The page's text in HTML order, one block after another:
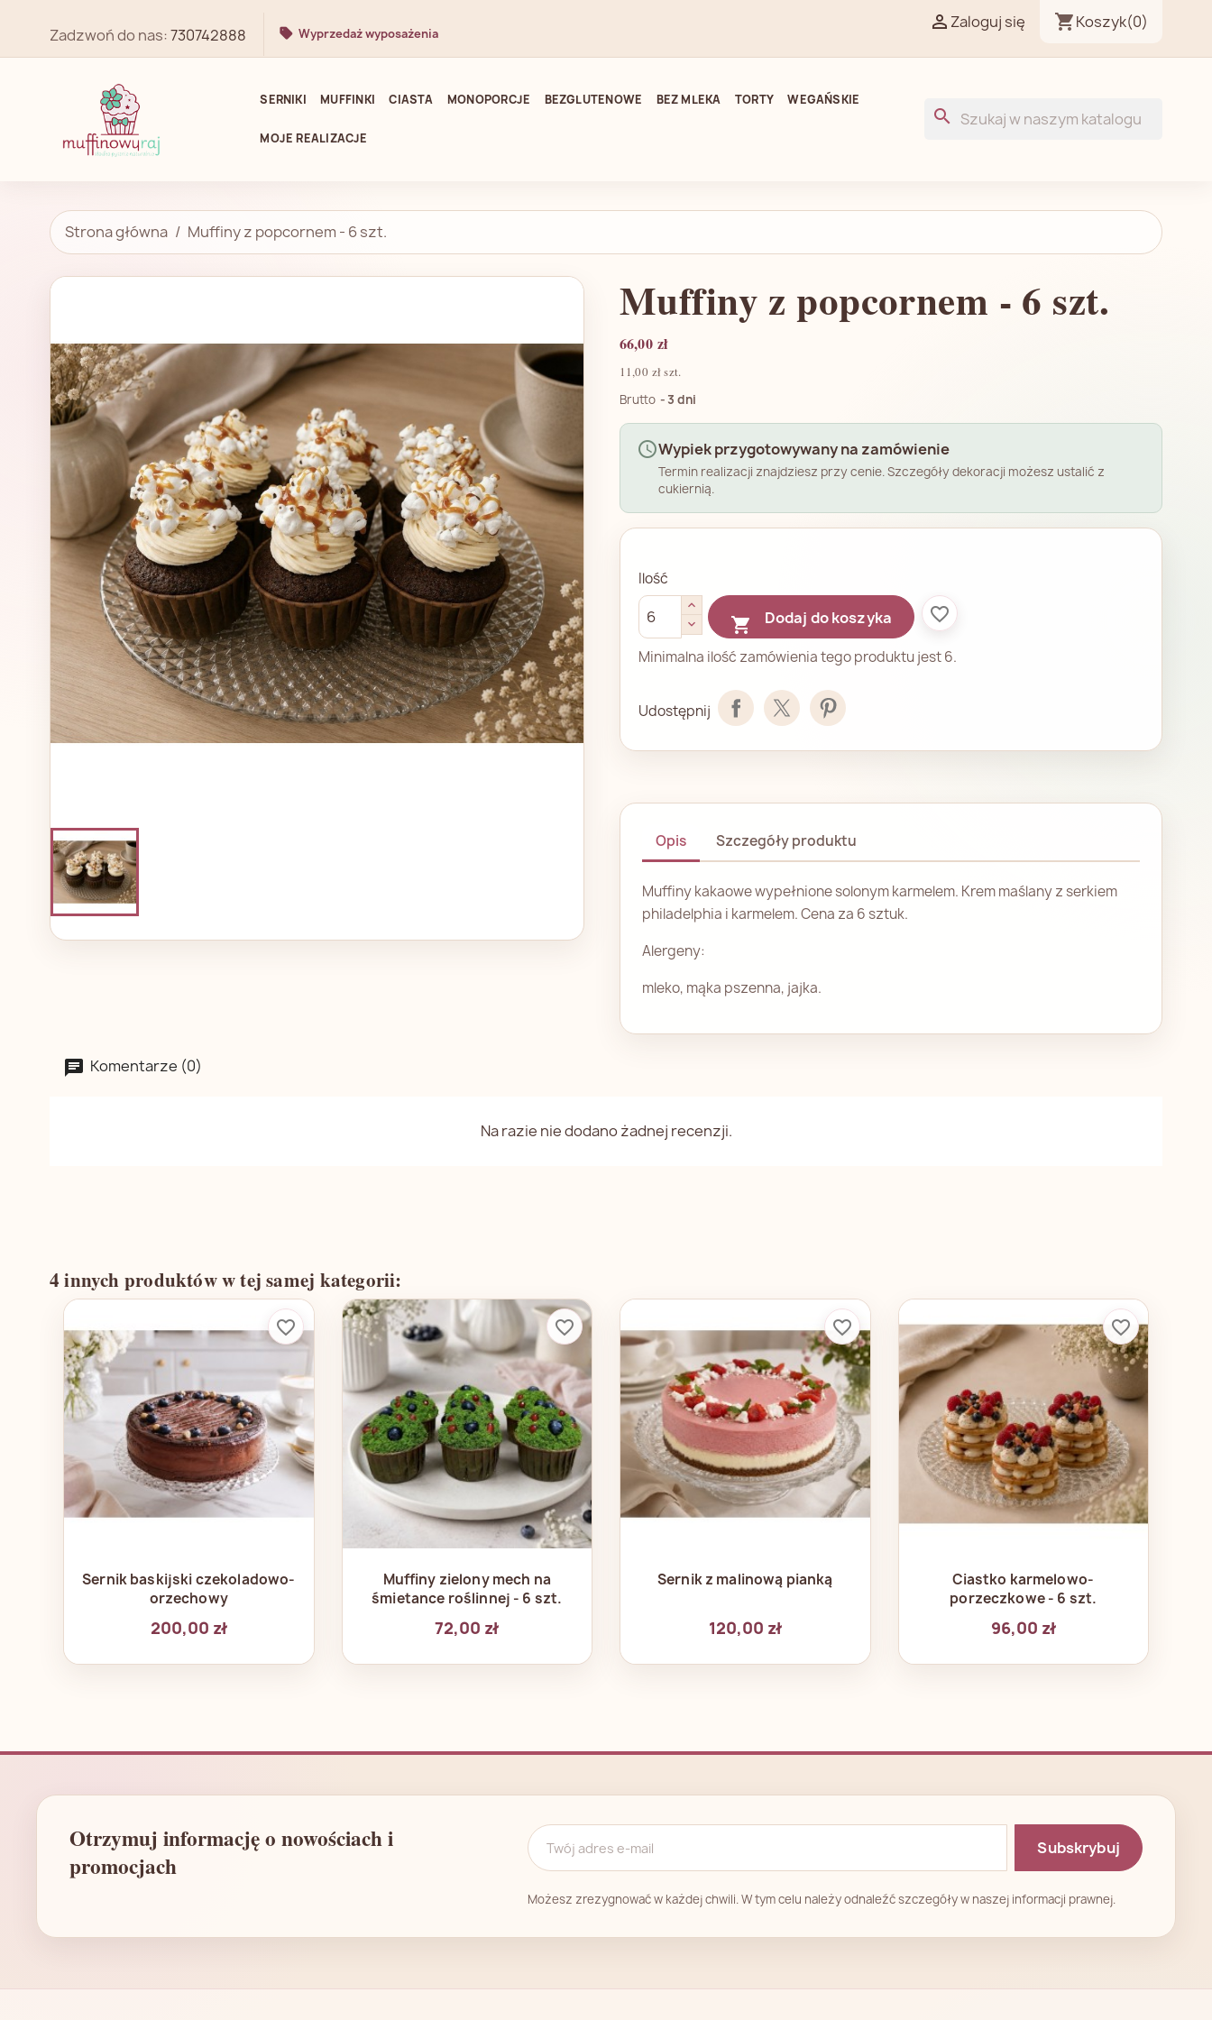
Zadzwoń do nas:730742888 Wyprzedaż wyposażenia
 Zaloguj się shopping_cartKoszyk(0)
SERNIKI MUFFINKI CIASTA MONOPORCJE BEZGLUTENOWE BEZ MLEKA TORTY WEGAŃSKIE
MOJE REALIZACJE
search
Strona główna Muffiny z popcornem - 6 szt.
Muffiny z popcornem - 6 szt.
66,00 zł
11,00 zł szt.
Brutto
3 dni
scheduleWypiek przygotowywany na zamówienie
Termin realizacji znajdziesz przy cenie. Szczegóły dekoracji możesz ustalić z
cukiernią.
Ilość
 Dodaj do koszyka favorite_border
Minimalna ilość zamówienia tego produktu jest 6.
Udostępnij
Opis Szczegóły produktu
Muffiny kakaowe wypełnione solonym karmelem. Krem maślany z serkiem
philadelphia i karmelem. Cena za 6 sztuk.
Alergeny:
mleko, mąka pszenna, jajka.
Komentarze (0)
Na razie nie dodano żadnej recenzji.
4 innych produktów w tej samej kategorii:

Sernik baskijski czekoladowo-
orzechowy
200,00 zł
favorite_border

Muffiny zielony mech na
śmietance roślinnej - 6 szt.
72,00 zł
favorite_border

Sernik z malinową pianką
120,00 zł
favorite_border

Ciastko karmelowo-
porzeczkowe - 6 szt.
96,00 zł
favorite_border
Otrzymuj informację o nowościach i
promocjach
Możesz zrezygnować w każdej chwili. W tym celu należy odnaleźć szczegóły w naszej informacji prawnej.